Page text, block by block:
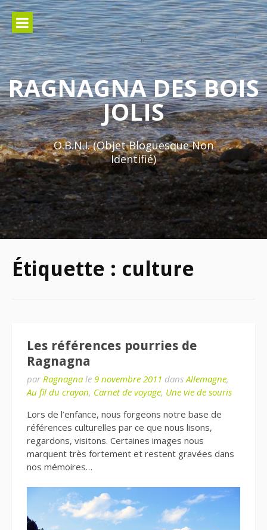
Aller
au
contenu
RAGNAGNA DES BOIS
JOLIS
O.B.N.I. (Objet Bloguesque Non
Identifié)
Étiquette : culture
Les références pourries de
Ragnagna
par Ragnagna le 9 novembre 2011 dansAllemagne,
Au fil du crayon, Carnet de voyage, Une vie de souris
Lors de l’enfance, nous forgeons notre base de
références culturelles par ce que nous lisons,
regardons, visitons. Certaines images nous
marquent très fortement et restent gravées dans
nos mémoires…